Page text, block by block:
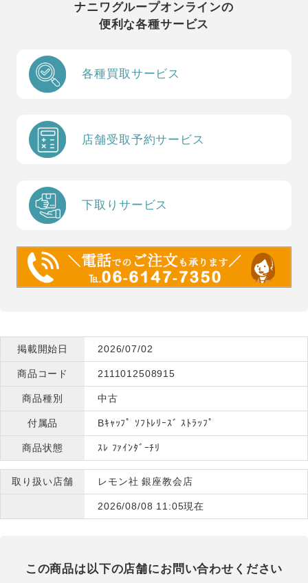
ナニワグループオンラインの
便利な各種サービス
各種買取サービス
店舗受取予約サービス
下取りサービス
掲載開始日 2026/07/02
商品コード 2111012508915
商品種別 中古
付属品 Bｷｬｯﾌﾟ ｿﾌﾄﾚﾘｰｽﾞ ｽﾄﾗｯﾌﾟ
商品状態 ｽﾚ ﾌｧｲﾝﾀﾞｰﾁﾘ
取り扱い店舗 レモン社 銀座教会店
2026/08/08 11:05現在
この商品は以下の店舗にお問い合わせください